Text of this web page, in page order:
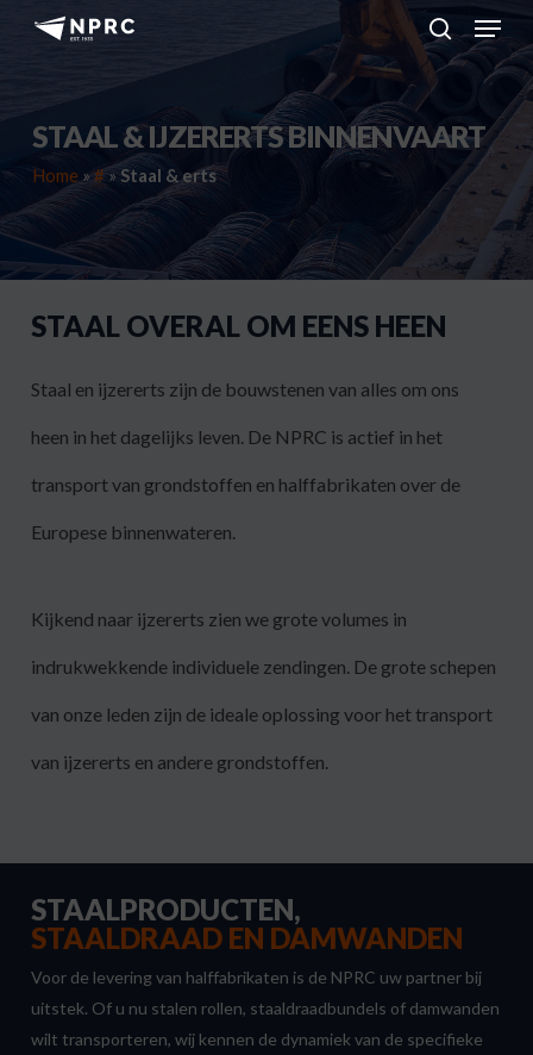
search
Menu
STAAL & IJZERERTS BINNENVAART
Home »#» Staal & erts
STAAL OVERAL OM EENS HEEN
Staal en ijzererts zijn de bouwstenen van alles om ons
heen in het dagelijks leven. De NPRC is actief in het
transport van grondstoffen en halffabrikaten over de
Europese binnenwateren.
Kijkend naar ijzererts zien we grote volumes in
indrukwekkende individuele zendingen. De grote schepen
van onze leden zijn de ideale oplossing voor het transport
van ijzererts en andere grondstoffen.
STAALPRODUCTEN,
STAALDRAAD EN DAMWANDEN
Voor de levering van halffabrikaten is de NPRC uw partner bij
uitstek. Of u nu stalen rollen, staaldraadbundels of damwanden
wilt transporteren, wij kennen de dynamiek van de specifieke